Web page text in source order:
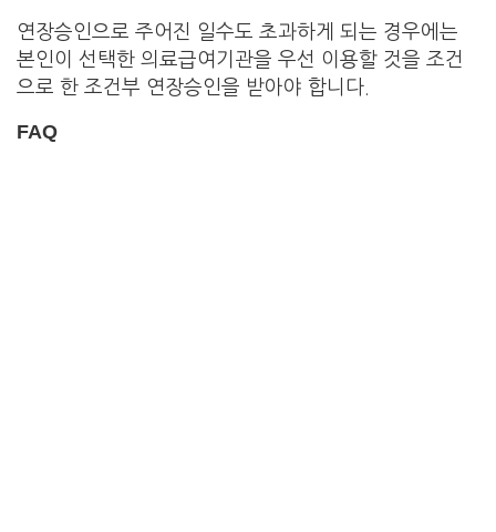
연장승인으로 주어진 일수도 초과하게 되는 경우에는
본인이 선택한 의료급여기관을 우선 이용할 것을 조건
으로 한 조건부 연장승인을 받아야 합니다.
FAQ